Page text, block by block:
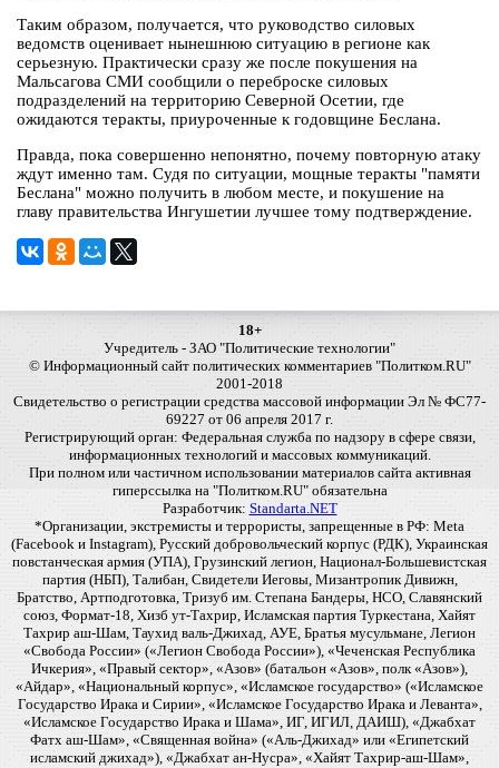
Таким образом, получается, что руководство силовых
ведомств оценивает нынешнюю ситуацию в регионе как
серьезную. Практически сразу же после покушения на
Мальсагова СМИ сообщили о переброске силовых
подразделений на территорию Северной Осетии, где
ожидаются теракты, приуроченные к годовщине Беслана.
Правда, пока совершенно непонятно, почему повторную атаку
ждут именно там. Судя по ситуации, мощные теракты "памяти
Беслана" можно получить в любом месте, и покушение на
главу правительства Ингушетии лучшее тому подтверждение.
18+
Учредитель - ЗАО "Политические технологии"
© Информационный сайт политических комментариев "Политком.RU"
2001-2018
Свидетельство о регистрации средства массовой информации Эл № ФС77-
69227 от 06 апреля 2017 г.
Регистрирующий орган: Федеральная служба по надзору в сфере связи,
информационных технологий и массовых коммуникаций.
При полном или частичном использовании материалов сайта активная
гиперссылка на "Политком.RU" обязательна
Разработчик: Standarta.NET
*Организации, экстремисты и террористы, запрещенные в РФ: Meta
(Facebook и Instagram), Русский добровольческий корпус (РДК), Украинская
повстанческая армия (УПА), Грузинский легион, Национал-Большевистская
партия (НБП), Талибан, Свидетели Иеговы, Мизантропик Дивижн,
Братство, Артподготовка, Тризуб им. Степана Бандеры, НСО, Славянский
союз, Формат-18, Хизб ут-Тахрир, Исламская партия Туркестана, Хайят
Тахрир аш-Шам, Таухид валь-Джихад, АУЕ, Братья мусульмане, Легион
«Свобода России» («Легион Свобода России»), «Чеченская Республика
Ичкерия», «Правый сектор», «Азов» (батальон «Азов», полк «Азов»),
«Айдар», «Национальный корпус», «Исламское государство» («Исламское
Государство Ирака и Сирии», «Исламское Государство Ирака и Леванта»,
«Исламское Государство Ирака и Шама», ИГ, ИГИЛ, ДАИШ), «Джабхат
Фатх аш-Шам», «Священная война» («Аль-Джихад» или «Египетский
исламский джихад»), «Джабхат ан-Нусра», «Хайят Тахрир-аш-Шам»,